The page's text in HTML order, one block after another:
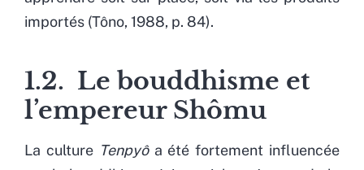
importés (Tôno, 1988, p. 84).
1.2. Le bouddhisme et
l’empereur Shômu
La culture Tenpyôa été fortement influencée